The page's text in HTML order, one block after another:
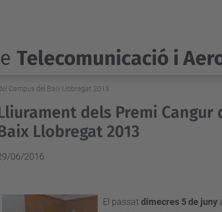
Telecomunicació i
Campus del Baix Llobregat 2013
dels Premi Cangur
Llobregat 2013
06/2016
El passat dimecres 5 de juny